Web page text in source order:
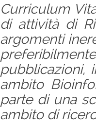
Curriculum
di attività di
argomenti
pubblicazioni,
ambito
parte di una
ambito di